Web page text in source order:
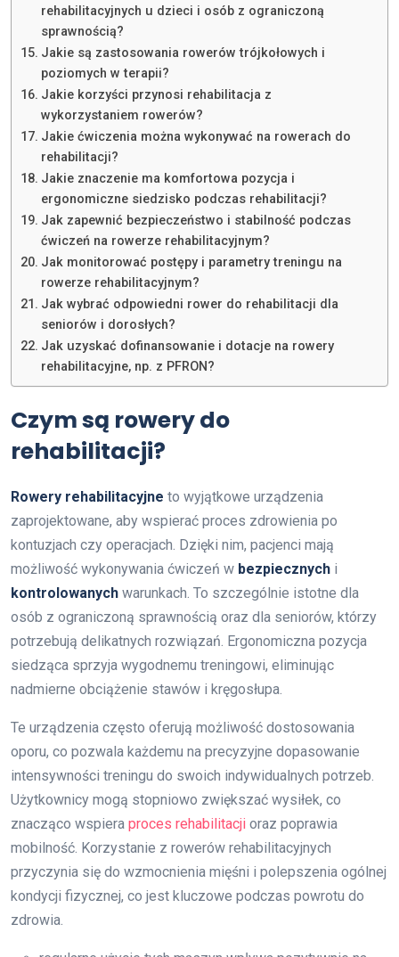
rehabilitacyjnych u dzieci i osób z ograniczoną
sprawnością?
Jakie są zastosowania rowerów trójkołowych i
poziomych w terapii?
Jakie korzyści przynosi rehabilitacja z
wykorzystaniem rowerów?
Jakie ćwiczenia można wykonywać na rowerach do
rehabilitacji?
Jakie znaczenie ma komfortowa pozycja i
ergonomiczne siedzisko podczas rehabilitacji?
Jak zapewnić bezpieczeństwo i stabilność podczas
ćwiczeń na rowerze rehabilitacyjnym?
Jak monitorować postępy i parametry treningu na
rowerze rehabilitacyjnym?
Jak wybrać odpowiedni rower do rehabilitacji dla
seniorów i dorosłych?
Jak uzyskać dofinansowanie i dotacje na rowery
rehabilitacyjne, np. z PFRON?
Czym są rowery do
rehabilitacji?
Rowery rehabilitacyjne to wyjątkowe urządzenia
zaprojektowane, aby wspierać proces zdrowienia po
kontuzjach czy operacjach. Dzięki nim, pacjenci mają
możliwość wykonywania ćwiczeń w bezpiecznych i
kontrolowanych warunkach. To szczególnie istotne dla
osób z ograniczoną sprawnością oraz dla seniorów, którzy
potrzebują delikatnych rozwiązań. Ergonomiczna pozycja
siedząca sprzyja wygodnemu treningowi, eliminując
nadmierne obciążenie stawów i kręgosłupa.
Te urządzenia często oferują możliwość dostosowania
oporu, co pozwala każdemu na precyzyjne dopasowanie
intensywności treningu do swoich indywidualnych potrzeb.
Użytkownicy mogą stopniowo zwiększać wysiłek, co
znacząco wspiera proces rehabilitacji oraz poprawia
mobilność. Korzystanie z rowerów rehabilitacyjnych
przyczynia się do wzmocnienia mięśni i polepszenia ogólnej
kondycji fizycznej, co jest kluczowe podczas powrotu do
zdrowia.